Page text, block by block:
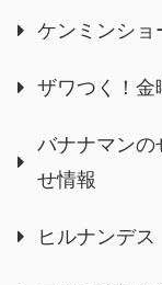
ケンミンショ
ザワつく！金
バナナマンの
せ情報
ヒルナンデス